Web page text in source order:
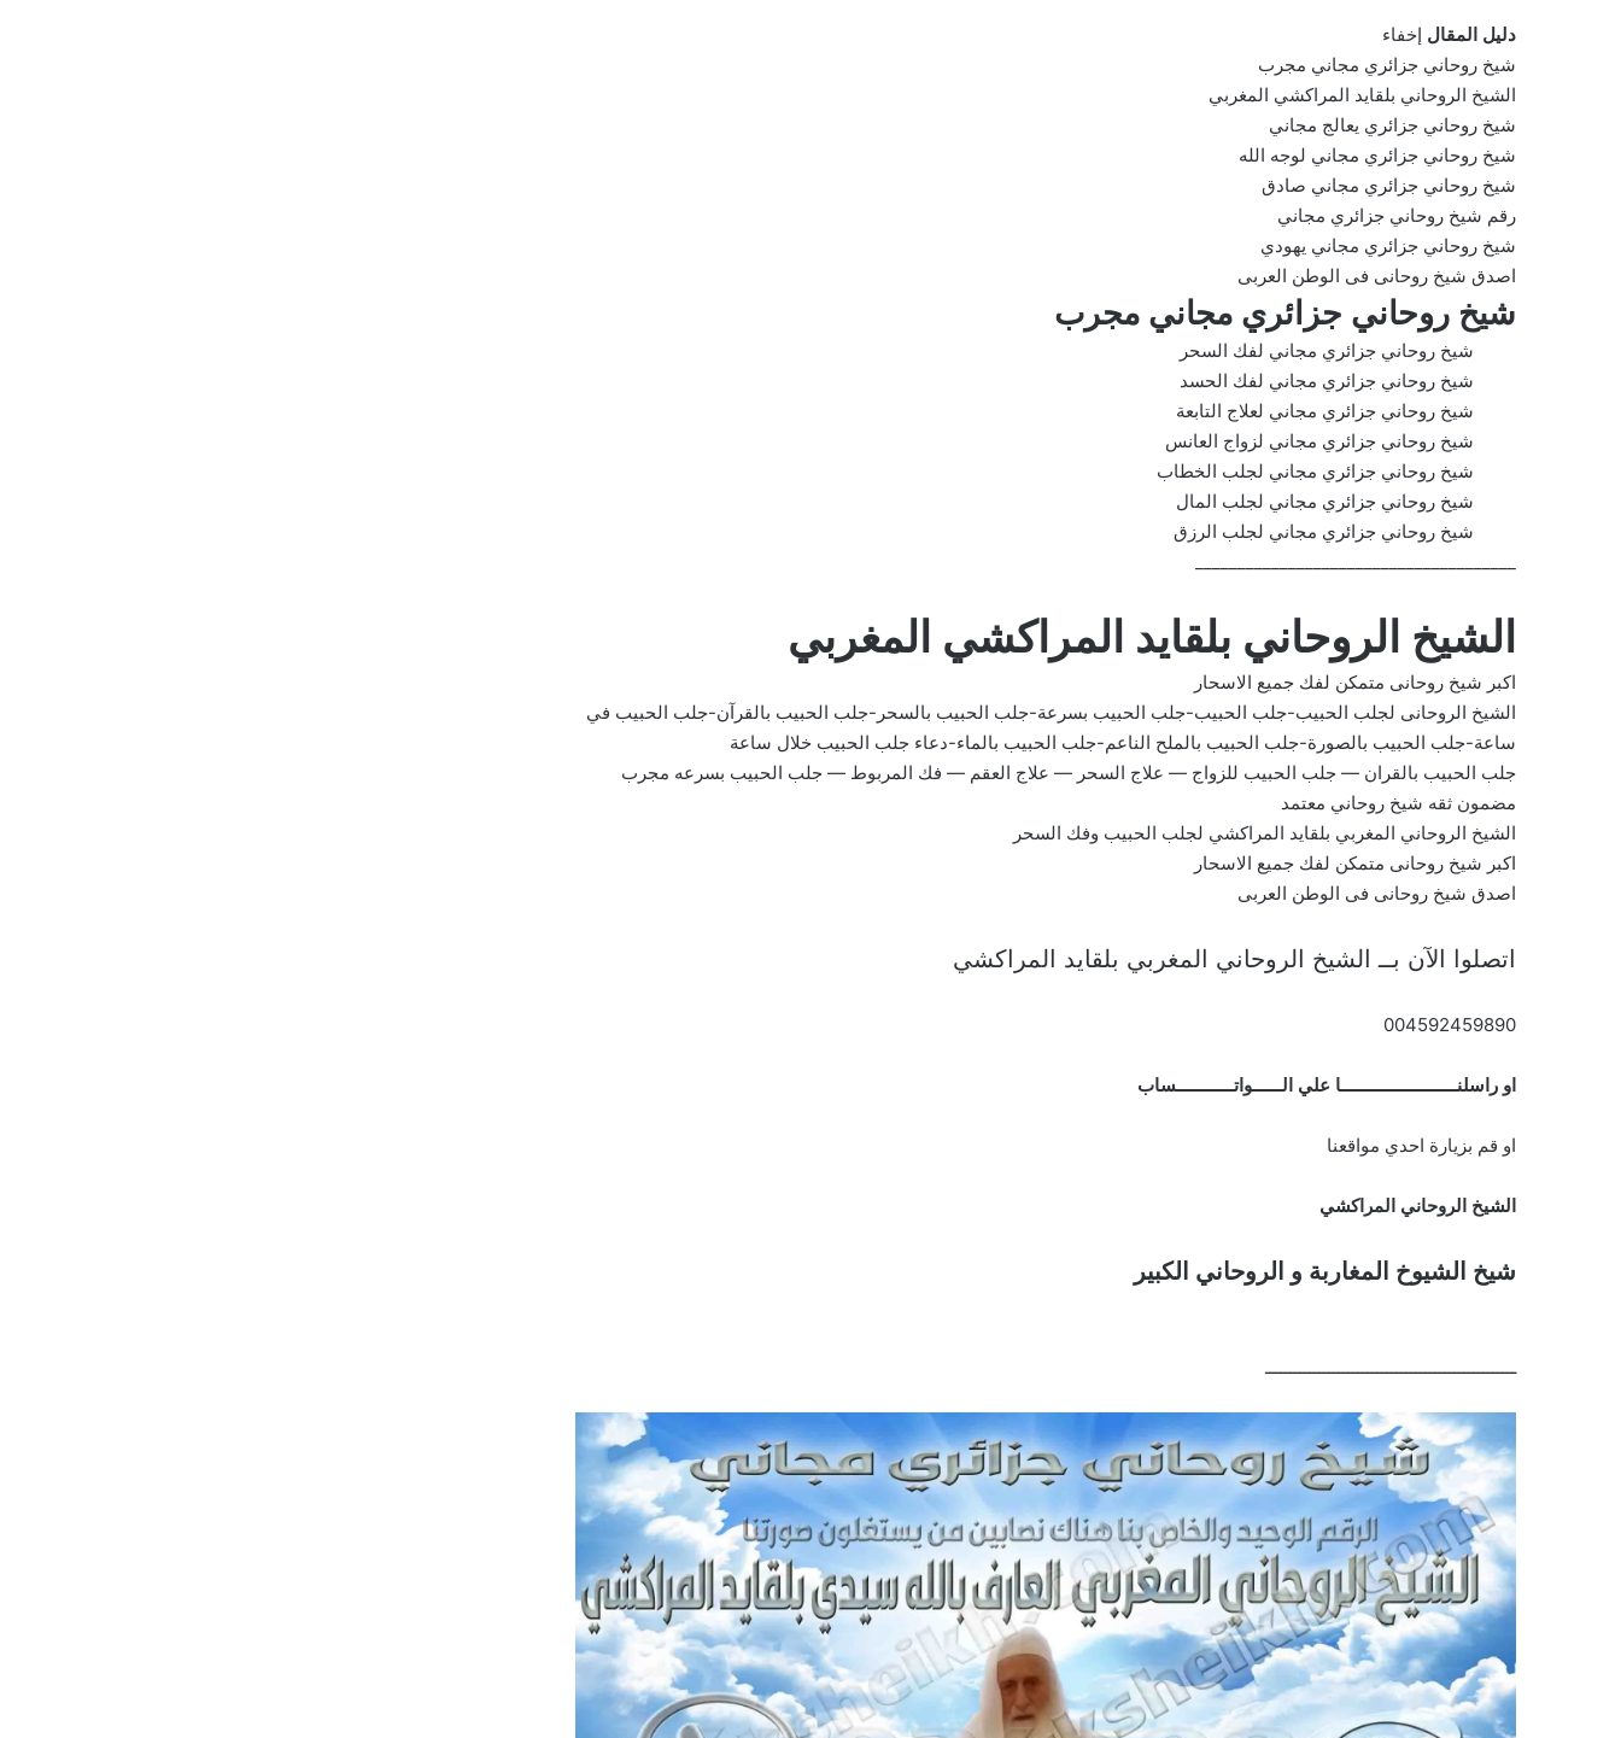
دليل المقال إخفاء
شيخ روحاني جزائري مجاني مجرب
الشيخ الروحاني بلقايد المراكشي المغربي
شيخ روحاني جزائري يعالج مجاني
شيخ روحاني جزائري مجاني لوجه الله
شيخ روحاني جزائري مجاني صادق
رقم شيخ روحاني جزائري مجاني
شيخ روحاني جزائري مجاني يهودي
اصدق شيخ روحانى فى الوطن العربى
شيخ روحاني جزائري مجاني مجرب
شيخ روحاني جزائري مجاني لفك السحر
شيخ روحاني جزائري مجاني لفك الحسد
شيخ روحاني جزائري مجاني لعلاج التابعة
شيخ روحاني جزائري مجاني لزواج العانس
شيخ روحاني جزائري مجاني لجلب الخطاب
شيخ روحاني جزائري مجاني لجلب المال
شيخ روحاني جزائري مجاني لجلب الرزق
الشيخ الروحاني بلقايد المراكشي المغربي
اكبر شيخ روحانى متمكن لفك جميع الاسحار
الشيخ الروحانى لجلب الحبيب-جلب الحبيب-جلب الحبيب بسرعة-جلب الحبيب بالسحر-جلب الحبيب بالقرآن-جلب الحبيب في
ساعة-جلب الحبيب بالصورة-جلب الحبيب بالملح الناعم-جلب الحبيب بالماء-دعاء جلب الحبيب خلال ساعة
جلب الحبيب بالقران — جلب الحبيب للزواج — علاج السحر — علاج العقم — فك المربوط — جلب الحبيب بسرعه مجرب
مضمون ثقه شيخ روحاني معتمد
الشيخ الروحاني المغربي بلقايد المراكشي لجلب الحبيب وفك السحر
اكبر شيخ روحانى متمكن لفك جميع الاسحار
اصدق شيخ روحانى فى الوطن العربى
اتصلوا الآن بــ الشيخ الروحاني المغربي بلقايد المراكشي
004592459890
او راسلنــــــــــــــــــــــــا علي الــــــواتــــــــــــساب
او قم بزيارة احدي مواقعنا
الشيخ الروحاني المراكشي
شيخ الشيوخ المغاربة و الروحاني الكبير
ــــــــــــــــــــــــــــــــــــــــــــــــــــ